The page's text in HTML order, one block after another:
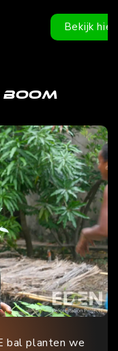
Bekijk hier
boom
bal planten we